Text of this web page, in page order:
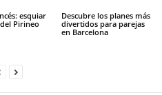
esquiar
Pirineo
Descubre los planes más
divertidos para parejas
en Barcelona